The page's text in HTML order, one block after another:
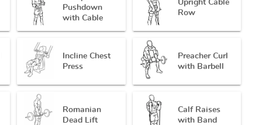
Pushdown
with Cable
Upright Cable
Row
Incline Chest
Press
Preacher Curl
with Barbell
Romanian
Dead Lift
Calf Raises
with Band